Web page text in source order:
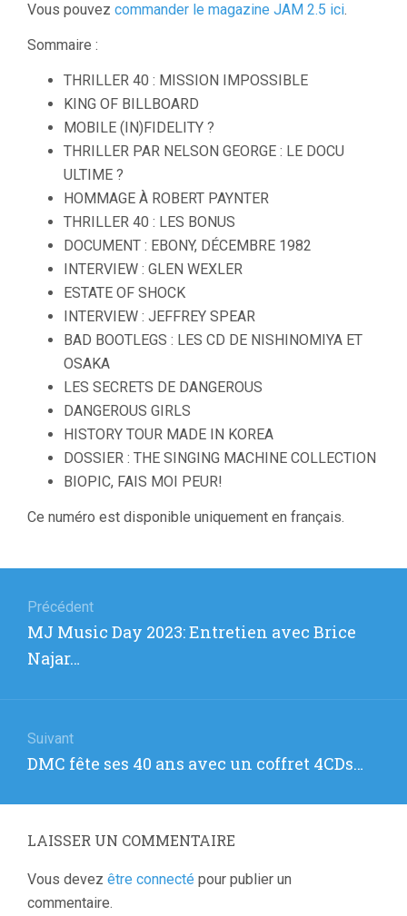
Vous pouvez commander le magazine JAM 2.5 ici.
Sommaire :
THRILLER 40 : MISSION IMPOSSIBLE
KING OF BILLBOARD
MOBILE (IN)FIDELITY ?
THRILLER PAR NELSON GEORGE : LE DOCU
ULTIME ?
HOMMAGE À ROBERT PAYNTER
THRILLER 40 : LES BONUS
DOCUMENT : EBONY, DÉCEMBRE 1982
INTERVIEW : GLEN WEXLER
ESTATE OF SHOCK
INTERVIEW : JEFFREY SPEAR
BAD BOOTLEGS : LES CD DE NISHINOMIYA ET
OSAKA
LES SECRETS DE DANGEROUS
DANGEROUS GIRLS
HISTORY TOUR MADE IN KOREA
DOSSIER : THE SINGING MACHINE COLLECTION
BIOPIC, FAIS MOI PEUR!
Ce numéro est disponible uniquement en français.
de
l’article
Précédent
Article
précédent
MJ Music Day 2023: Entretien avec Brice
Najar…
Suivant
Article
:
DMC fête ses 40 ans avec un coffret 4CDs…
LAISSER UN COMMENTAIRE
Vous devez être connecté pour publier un
commentaire.